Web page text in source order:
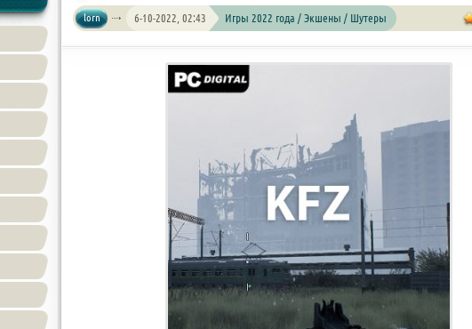
lorn 6-10-2022, 02:43 Игры 2022 года / Экшены / Шутеры